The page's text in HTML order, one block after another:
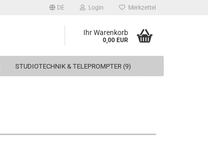
DE Login Merkzettel
Ihr Warenkorb
0,00 EUR
STUDIOTECHNIK & TELEPROMPTER (9)